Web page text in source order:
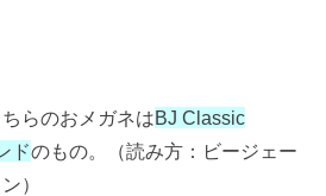
らのおメガネはBJ Classic
ドのもの。（読み方：ビージェー
）